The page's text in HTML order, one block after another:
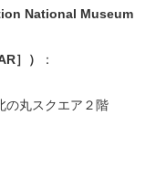
National Museum
］）
：
の丸スクエア２階